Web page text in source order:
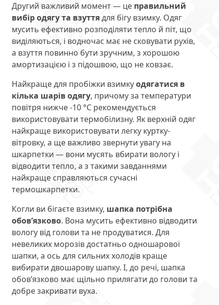
Другий важливий момент — це правильний
вибір одягу та взуттядля бігу взимку. Одяг
мусить ефективно розподіляти тепло й піт, що
виділяються, і водночас має не сковувати рухів,
а взуття повинно бути зручним, з хорошою
амортизацією і з підошвою, що не ковзає.
Найкраще для пробіжки взимкуодягатися в
кілька шарів одягу, причому за температури
повітря нижче -10 °С рекомендується
використовувати термобілизну. Як верхній одяг
найкраще використовувати легку куртку-
вітровку, а ще важливо звернути увагу на
шкарпетки — вони мусять вбирати вологу і
відводити тепло, а з такими завданнями
найкраще справляються сучасні
термошкарпетки.
Когли ви бігаєте взимку, шапка потрібна
обов’язково. Вона мусить ефективно відводити
вологу від голови та не продуватися. Для
невеликих морозів достатньо одношарової
шапки, а ось для сильних холодів краще
вибирати двошарову шапку. І, до речі, шапка
обов’язково має щільно прилягати до голови та
добре закривати вуха.